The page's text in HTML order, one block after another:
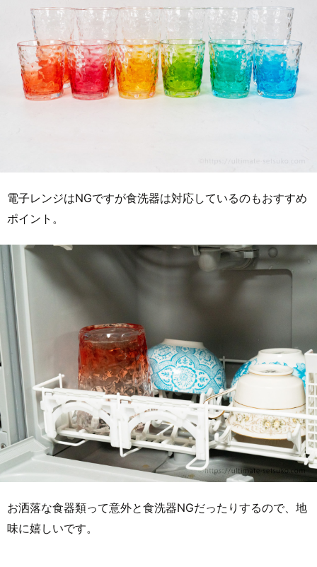
電子レンジはNGですが食洗器は対応しているのもおすすめ
ポイント。
お洒落な食器類って意外と食洗器NGだったりするので、地
味に嬉しいです。